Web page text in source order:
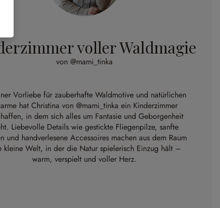
voller Waldmagie
von @mami_tinka
Vorliebe für zauberhafte Waldmotive und natürlichen
hat Christina von @mami_tinka ein Kinderzimmer
in dem sich alles um Fantasie und Geborgenheit
Liebevolle Details wie gestickte Fliegenpilze, sanfte
und handverlesene Accessoires machen aus dem Raum
kleine Welt, in der die Natur spielerisch Einzug hält –
warm, verspielt und voller Herz.